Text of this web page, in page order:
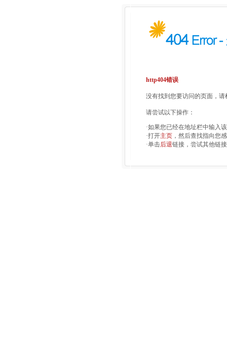
http404错误
没有找到您要访问的页面，
请尝试以下操作：
·如果您已经在地址栏中输入
·打开主页 ，然后查找指向您
·单击后退链接，尝试其他链